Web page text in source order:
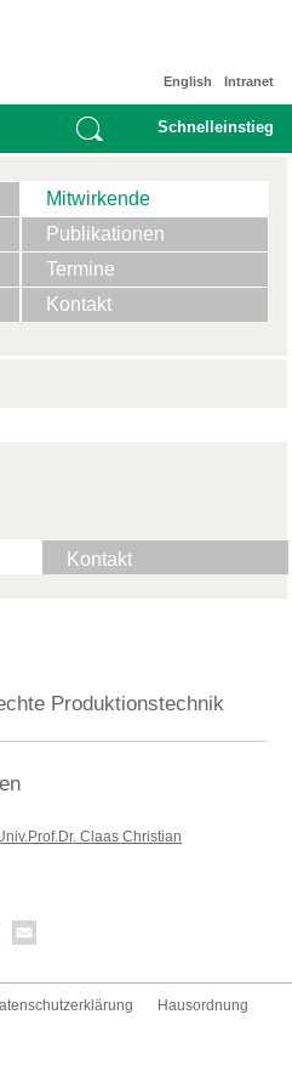
Intranet
English
Schnelleinstieg
Mitwirkende
Publikationen
Termine
Kontakt
Kontakt
Produktionstechnik
Claas Christian
Hausordnung